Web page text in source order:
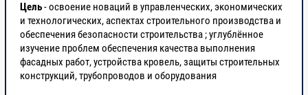
Цель- освоение новаций в управленческих, экономических
и технологических, аспектах строительного производства и
обеспечения безопасности строительства ; углублённое
изучение проблем обеспечения качества выполнения
фасадных работ, устройства кровель, защиты строительных
конструкций, трубопроводов и оборудования
2.1
Методология
инвестиций в
строительство.
2.2.
Заказчик,